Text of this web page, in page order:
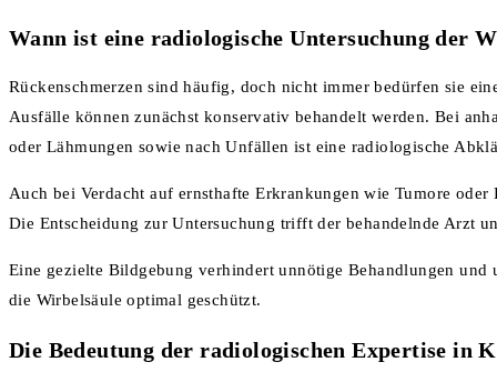
Wann ist eine radiologische Untersuchung der
Rückenschmerzen sind häufig, doch nicht immer bedürfen sie
Ausfälle können zunächst konservativ behandelt werden. Bei
oder Lähmungen sowie nach Unfällen ist eine radiologische
Auch bei Verdacht auf ernsthafte Erkrankungen wie Tumore
Die Entscheidung zur Untersuchung trifft der behandelnde Arzt
Eine gezielte Bildgebung verhindert unnötige Behandlungen
die Wirbelsäule optimal geschützt.
Die Bedeutung der radiologischen Expertise in